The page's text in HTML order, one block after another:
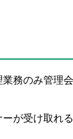
務のみ管理
が受け取れ